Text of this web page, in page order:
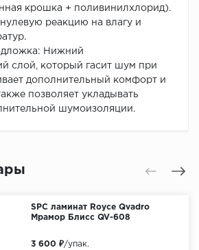
крошка + поливинилхлорид).
реакцию на влагу и
Нижний
слой, который гасит шум при
дополнительный комфорт и
позволяет укладывать
шумоизоляции.
SPC ламинат Royce Qvadro
Мрамор Блисс QV-608
3 600 ₽/упак.